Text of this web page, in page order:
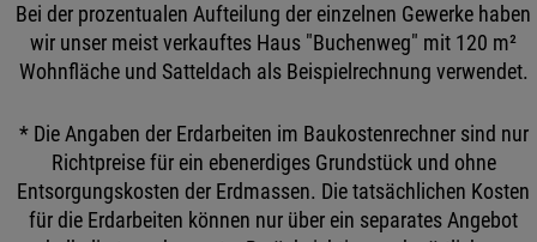
Bei der prozentualen Aufteilung der einzelnen Gewerke haben
wir unser meist verkauftes Haus "Buchenweg" mit 120 m²
Wohnfläche und Satteldach als Beispielrechnung verwendet.
* Die Angaben der Erdarbeiten im Baukostenrechner sind nur
Richtpreise für ein ebenerdiges Grundstück und ohne
Entsorgungskosten der Erdmassen. Die tatsächlichen Kosten
für die Erdarbeiten können nur über ein separates Angebot